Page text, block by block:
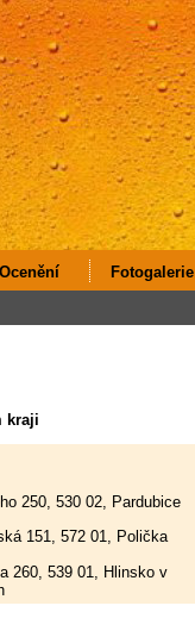
Ocenění Fotogalerie
kraji
250, 530 02, Pardubice
151, 572 01, Polička
260, 539 01, Hlinsko v